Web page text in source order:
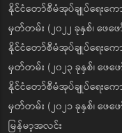
နိုင်ငံတော်စီမံအုပ်ချုပ်ရေး
မှတ်တမ်း (၂၀၂၂ ခုနှစ်၊ ဖေဖ
နိုင်ငံတော်စီမံအုပ်ချုပ်ရေး
မှတ်တမ်း (၂၀၂၃ ခုနှစ်၊ ဖေဖ
နိုင်ငံတော်စီမံအုပ်ချုပ်ရေး
မှတ်တမ်း (၂၀၂၁ ခုနှစ်၊ ဖေဖ
မြန်မာ့အလင်း